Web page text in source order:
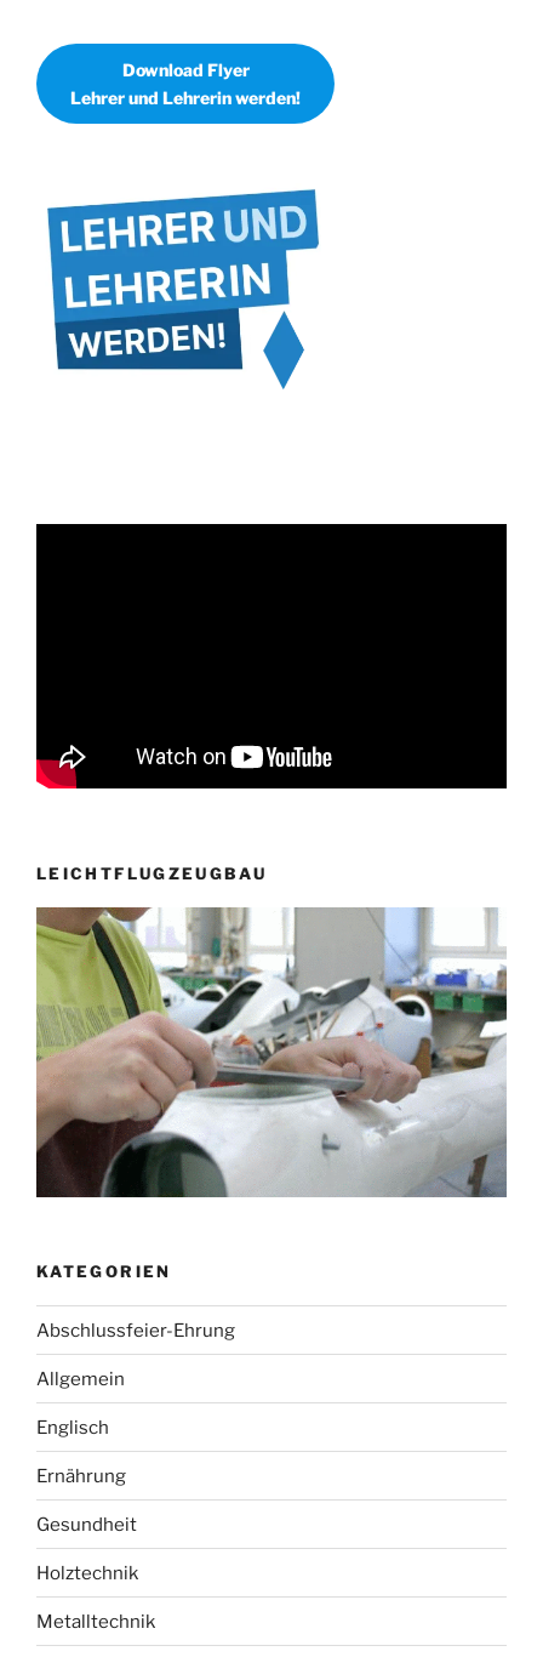
Download Flyer
Lehrer und Lehrerin werden!
LEICHTFLUGZEUGBAU
KATEGORIEN
Abschlussfeier-Ehrung
Allgemein
Englisch
Ernährung
Gesundheit
Holztechnik
Metalltechnik